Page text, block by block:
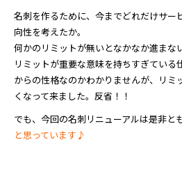
名刺を作るために、今までどれだけサー
向性を考えたか。
何かのリミットが無いとなかなか進まな
リミットが重要な意味を持ちすぎている
からの性格なのかわかりませんが、リミ
くなって来ました。反省！！
でも、今回の名刺リニューアルは是非と
と思っています♪